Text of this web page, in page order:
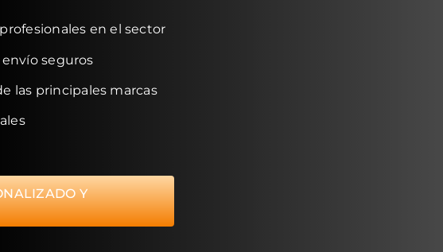
en el sector
seguros
las principales marcas
Y